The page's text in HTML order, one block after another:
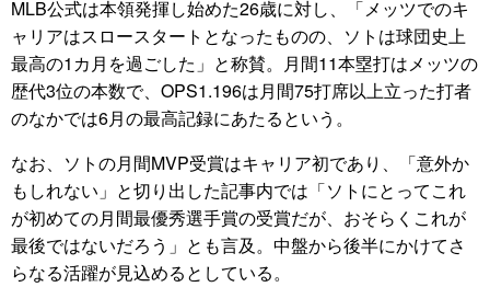
MLB公式は本領発揮し始めた26歳に対し、「メッツでのキ
ャリアはスロースタートとなったものの、ソトは球団史上
最高の1カ月を過ごした」と称賛。月間11本塁打はメッツの
歴代3位の本数で、OPS1.196は月間75打席以上立った打者
のなかでは6月の最高記録にあたるという。
なお、ソトの月間MVP受賞はキャリア初であり、「意外か
もしれない」と切り出した記事内では「ソトにとってこれ
が初めての月間最優秀選手賞の受賞だが、おそらくこれが
最後ではないだろう」とも言及。中盤から後半にかけてさ
らなる活躍が見込めるとしている。